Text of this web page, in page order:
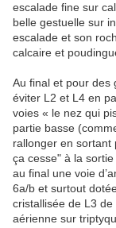
escalade fine sur
belle gestuelle sur
escalade et son
calcaire et
Au final et pour des
éviter L2 et L4 en
voies « le nez qui
partie basse
rallonger en sortant
ça cesse" à la
au final une voie
6a/b et surtout
cristallisée de L3 de
aérienne sur